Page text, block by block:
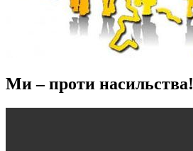
Ми – проти насильства!